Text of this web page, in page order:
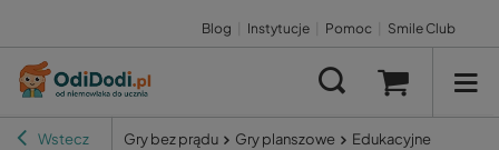
Blog Instytucje Pomoc Smile Club
Wstecz Gry bez prądu Gry planszowe Edukacyjne